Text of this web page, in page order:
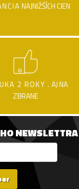
NAJNIŽŠÍCH CIEN
2 ROKY . AJ NA
ZBRANE
NEWSLETTRA